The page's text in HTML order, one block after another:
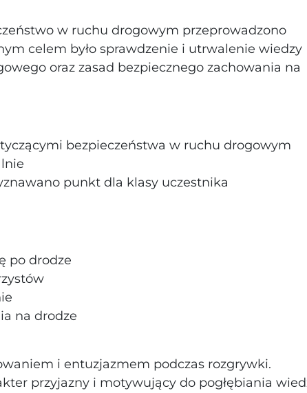
w ruchu drogowym przeprowadzono
celem było sprawdzenie i utrwalenie wiedzy
oraz zasad bezpiecznego zachowania na
bezpieczeństwa w ruchu drogowym
punkt dla klasy uczestnika
po drodze
na drodze
i entuzjazmem podczas rozgrywki.
przyjazny i motywujący do pogłębiania